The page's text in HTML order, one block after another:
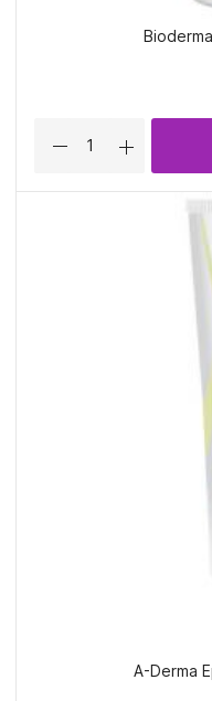
A-Derma